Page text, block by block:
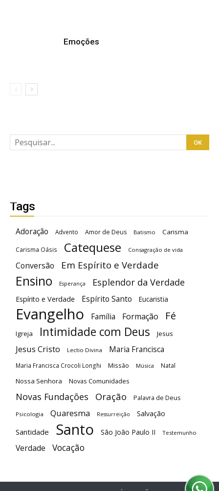
Emoções
Tags
Adoração Advento Amor de Deus Batismo Carisma
Carisma Oásis Catequese Consagração de vida
Conversão Em Espírito e Verdade
Ensino Esperança Esplendor da Verdade
Espírito e Verdade Espírito Santo Eucaristia
Evangelho Família Formação Fé
Igreja Intimidade com Deus Jesus
Jesus Cristo Lectio Divina Maria Francisca
Maria Francisca Crocoli Longhi Missão Música Natal
Nossa Senhora Novas Comunidades
Novas Fundações Oração Palavra de Deus
Psicologia Quaresma Ressurreição Salvação
Santidade Santo São João Paulo II Testemunho
Verdade Vocação